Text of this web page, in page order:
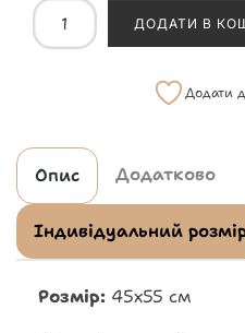
ДОДАТИ В
Додати
Опис Додатково
Індивідуальний
Розмір: 45х55 см